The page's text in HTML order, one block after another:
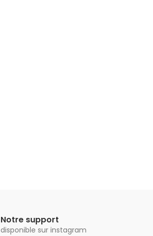
Notre support
disponible sur instagram